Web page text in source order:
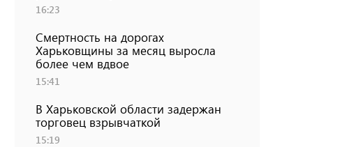
16:23
Смертность на дорогах
Харьковщины за месяц выросла
более чем вдвое
15:41
В Харьковской области задержан
торговец взрывчаткой
15:19